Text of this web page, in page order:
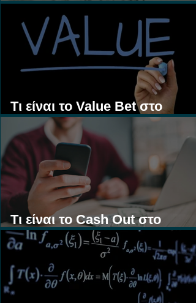
Τι είναι τα Ασιατικά Χάντικαπ;
Τι είναι το Value Bet στο
Στοίχημα;
Τι είναι το Cash Out στο
Στοίχημα;